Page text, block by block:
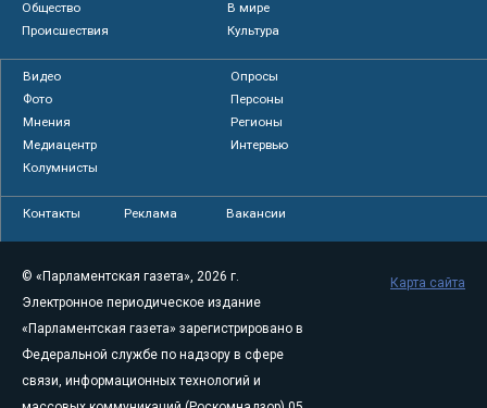
Общество
В мире
Происшествия
Культура
Видео
Опросы
Фото
Персоны
Мнения
Регионы
Медиацентр
Интервью
Колумнисты
Контакты Реклама Вакансии
© «Парламентская газета», 2026 г.
Электронное периодическое издание
«Парламентская газета» зарегистрировано в
Федеральной службе по надзору в сфере
связи, информационных технологий и
Карта сайта